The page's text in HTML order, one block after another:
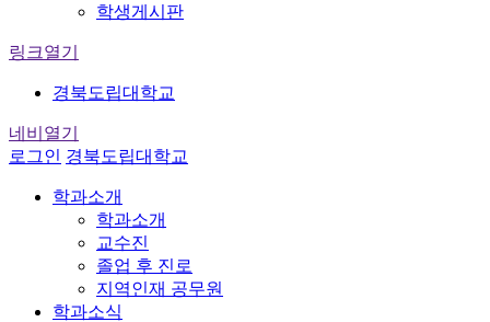
학생게시판
링크열기
경북도립대학교
네비열기
로그인 경북도립대학교
학과소개
학과소개
교수진
졸업 후 진로
지역인재 공무원
학과소식